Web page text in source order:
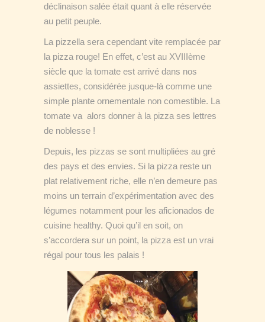
déclinaison salée était quant à elle réservée
au petit peuple.
La pizzella sera cependant vite remplacée par
la pizza rouge! En effet, c’est au XVIIIème
siècle que la tomate est arrivé dans nos
assiettes, considérée jusque-là comme une
simple plante ornementale non comestible. La
tomate va alors donner à la pizza ses lettres
de noblesse !
Depuis, les pizzas se sont multipliées au gré
des pays et des envies. Si la pizza reste un
plat relativement riche, elle n’en demeure pas
moins un terrain d’expérimentation avec des
légumes notamment pour les aficionados de
cuisine healthy. Quoi qu’il en soit, on
s’accordera sur un point, la pizza est un vrai
régal pour tous les palais !